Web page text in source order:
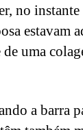
no instante
estavam
uma
a barra